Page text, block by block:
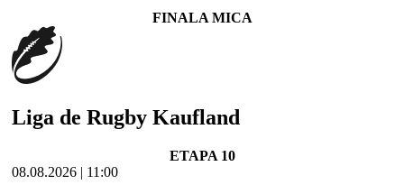
FINALA MICA
Liga de Rugby Kaufland
ETAPA 10
08.08.2026 | 11:00